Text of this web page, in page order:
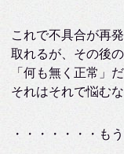
これで不具合が再
取れるが、その後
「何も無く正常」
それはそれで悩むな
・・・・・・・も